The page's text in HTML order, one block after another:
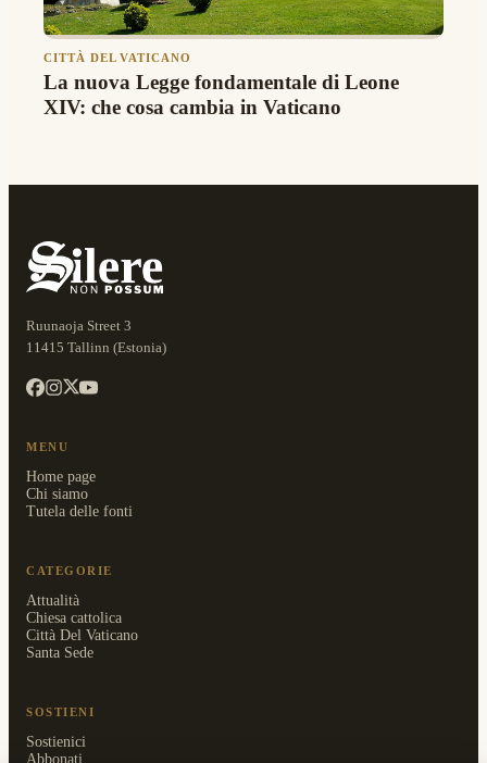
CITTÀ DEL VATICANO
La nuova Legge fondamentale di Leone
XIV: che cosa cambia in Vaticano
Ruunaoja Street 3
11415 Tallinn (Estonia)
MENU
Home page
Chi siamo
Tutela delle fonti
CATEGORIE
Attualità
Chiesa cattolica
Città Del Vaticano
Santa Sede
SOSTIENI
Sostienici
Abbonati